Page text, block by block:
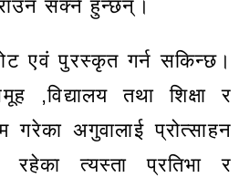
सक्ने हुन्छन्।
एवं पुरस्कृत गर्न सकिन्छ।
,विद्यालय तथा शिक्षा र
गरेका अगुवालाई प्रोत्साहन
रहेका त्यस्ता प्रतिभा र